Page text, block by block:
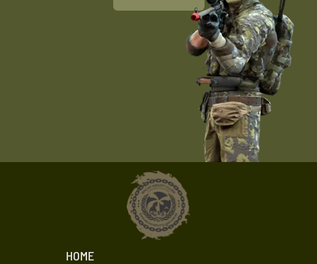
HOME